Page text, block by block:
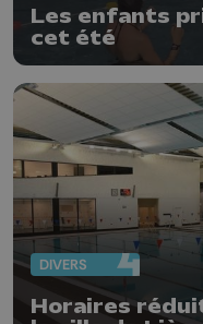
Les enfants
cet été
DIVERS
Horaires